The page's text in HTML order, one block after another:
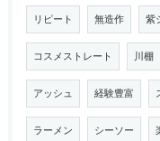
リピート 無造作 紫
コスメストレート 川棚
アッシュ 経験豊富
ラーメン シーソー